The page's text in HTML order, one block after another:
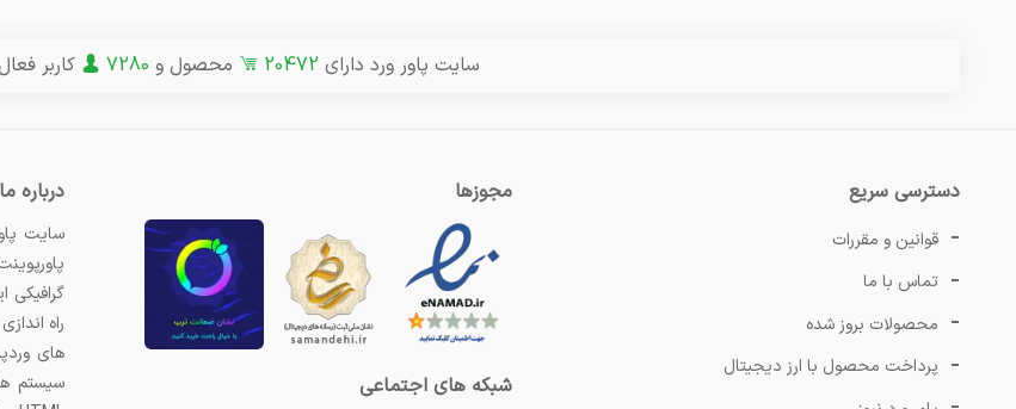
سایت پاور ورد دارای 20472 محصول و 7280 کاربر
دسترسی سریع
قوانین و مقررات
تماس با ما
محصولات بروز شده
پرداخت محصول با ارز دیجیتال
مجوزها
شبکه های اجتماعی
درباره ما
سایت
گرافیکی
راه
های
سیستم